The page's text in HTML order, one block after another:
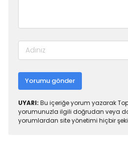
Yorumu gönder
UYARI: Bu içeriğe yorum yazarak
yorumunuzla ilgili doğrudan veya
yorumlardan site yönetimi hiçbir